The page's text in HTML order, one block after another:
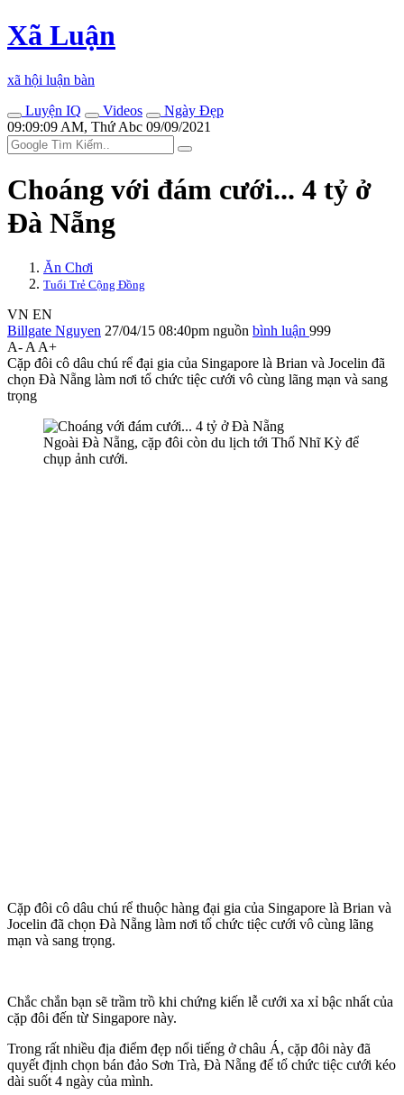
Xã Luận
xã hội luận bàn
Luyện IQ
Videos
Ngày Đẹp
09:09:09 AM, Thứ Abc 09/09/2021
Choáng với đám cưới... 4 tỷ ở
Đà Nẵng
Ăn Chơi
Tuổi Trẻ Cộng Đồng
VN EN
Billgate Nguyen 27/04/15 08:40pm nguồn bình luận 999
A- A A+
Cặp đôi cô dâu chú rể đại gia của Singapore là Brian và Jocelin đã
chọn Đà Nẵng làm nơi tổ chức tiệc cưới vô cùng lãng mạn và sang
trọng
Ngoài Đà Nẵng, cặp đôi còn du lịch tới Thổ Nhĩ Kỳ để
chụp ảnh cưới.
Cặp đôi cô dâu chú rể thuộc hàng đại gia của Singapore là Brian và
Jocelin đã chọn Đà Nẵng làm nơi tổ chức tiệc cưới vô cùng lãng
mạn và sang trọng.
Chắc chắn bạn sẽ trầm trồ khi chứng kiến lễ cưới xa xỉ bậc nhất của
cặp đôi đến từ Singapore này.
Trong rất nhiều địa điểm đẹp nổi tiếng ở châu Á, cặp đôi này đã
quyết định chọn bán đảo Sơn Trà, Đà Nẵng để tổ chức tiệc cưới kéo
dài suốt 4 ngày của mình.